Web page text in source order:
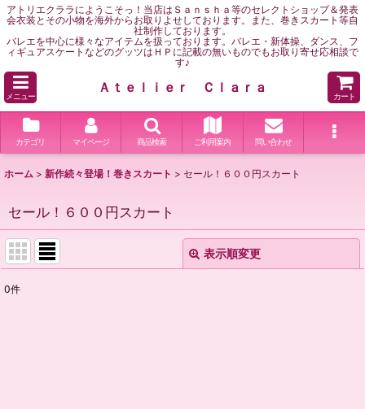
アトリエクララにようこそっ！当店はＳａｎｓｈａ等のセレクトショップ＆発表
会衣装とその小物を海外からお取りよせしております。また、巻きスカート等自
社制作しております。
バレエを中心に様々なアイテムを扱っております。バレエ・新体操、ダンス、フ
ィギュアスケートなどのグッツはＨＰに記載の無いものでもお取り寄せ応相談で
す♪
メニュー
Ａｔｅｌｉｅｒ Ｃｌａｒａ
カート
カテゴリ マイページ 商品検索 ご利用案内 問い合わせ
ホーム > 新作続々登場！巻きスカート > セール！６００円スカート
セール！６００円スカート
表示順変更
0件